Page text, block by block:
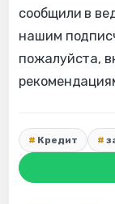
сообщили в
нашим
пожалуйста,
Кредит